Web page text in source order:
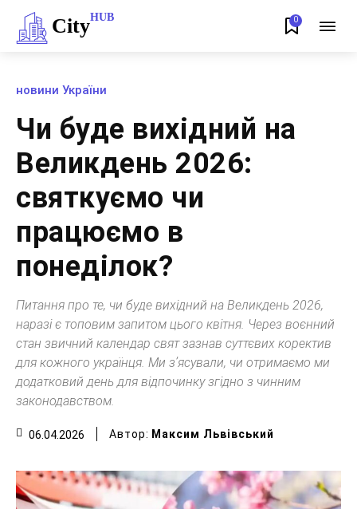
CityHUB 0
новини України
Чи буде вихідний на
Великдень 2026:
святкуємо чи
працюємо в
понеділок?
Питання про те, чи буде вихідний на Великдень 2026,
наразі є топовим запитом цього квітня. Через воєнний
стан звичний календар свят зазнав суттєвих коректив
для кожного українця. Ми з’ясували, чи отримаємо ми
додатковий день для відпочинку згідно з чинним
законодавством.
06.04.2026 Автор: Максим Львівський